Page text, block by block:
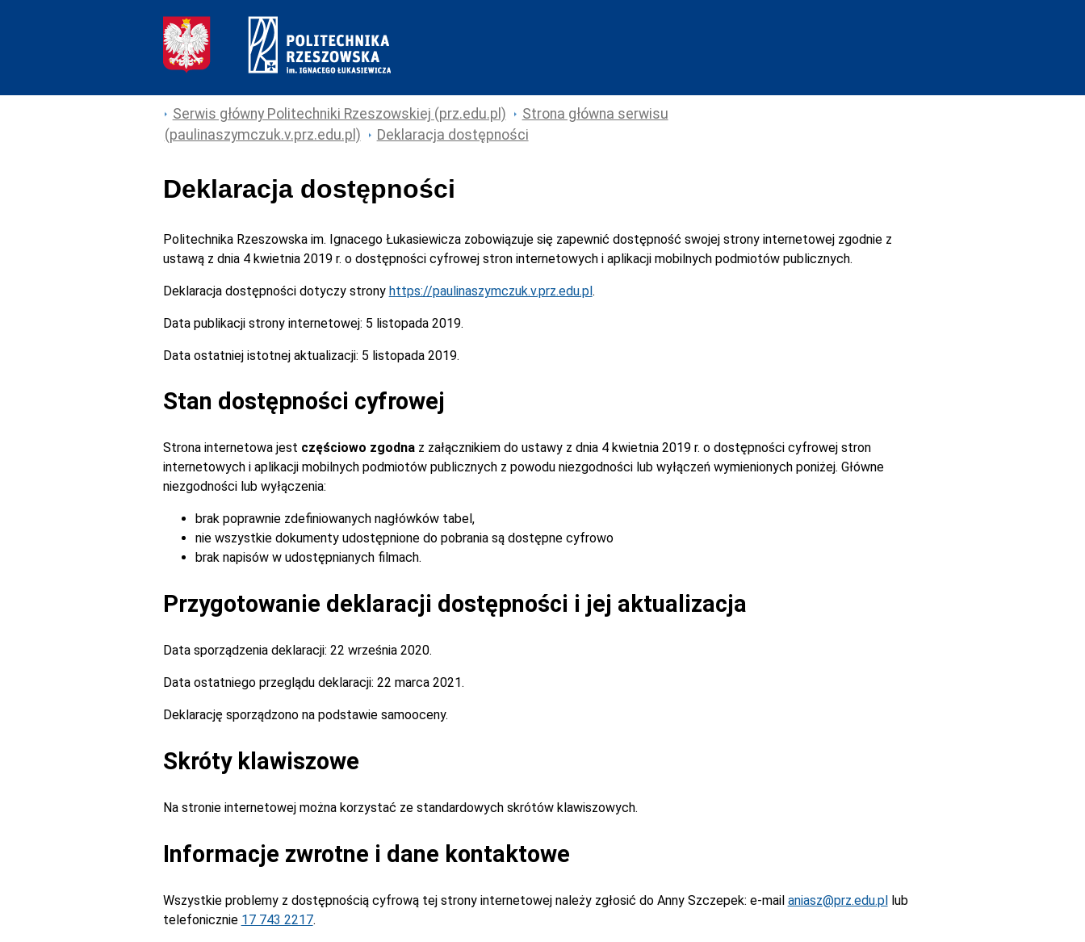
Serwis główny Politechniki Rzeszowskiej (prz.edu.pl)
Strona główna serwisu
(paulinaszymczuk.v.prz.edu.pl)
Deklaracja dostępności
Deklaracja dostępności
Politechnika Rzeszowska im. Ignacego Łukasiewiczazobowiązuje się zapewnić dostępność swojej strony internetowej zgodnie z
ustawą z dnia 4 kwietnia 2019 r. o dostępności cyfrowej stron internetowych i aplikacji mobilnych podmiotów publicznych.
Deklaracja dostępności dotyczy strony https://paulinaszymczuk.v.prz.edu.pl.
Data publikacji strony internetowej: 5 listopada 2019.
Data ostatniej istotnej aktualizacji: 5 listopada 2019.
Stan dostępności cyfrowej
Strona internetowa jest częściowo zgodna z załącznikiem do ustawy z dnia 4 kwietnia 2019 r. o dostępności cyfrowej stron
internetowych i aplikacji mobilnych podmiotów publicznych z powodu niezgodności lub wyłączeń wymienionych poniżej. Główne
niezgodności lub wyłączenia:
brak poprawnie zdefiniowanych nagłówków tabel,
nie wszystkie dokumenty udostępnione do pobrania są dostępne cyfrowo
brak napisów w udostępnianych filmach.
Przygotowanie deklaracji dostępności i jej aktualizacja
Data sporządzenia deklaracji: 22 września 2020.
Data ostatniego przeglądu deklaracji: 22 marca 2021.
Deklarację sporządzono na podstawie samooceny.
Skróty klawiszowe
Na stronie internetowej można korzystać ze standardowych skrótów klawiszowych.
Informacje zwrotne i dane kontaktowe
Wszystkie problemy z dostępnością cyfrową tej strony internetowej należy zgłosić do Anny Szczepek: e-mail aniasz@prz.edu.pllub
telefonicznie 17 743 2217.